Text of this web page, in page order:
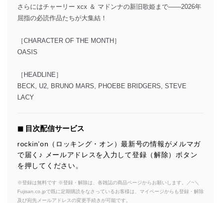
さらにはチャーリー xcx ＆ マドンナの新旧歌姫まで――2026年
屈指の必読作品たちが大集結！
［CHARACTER OF THE MONTH］
OASIS
［HEADLINE］
BECK, U2, BRUNO MARS, PHOEBE BRIDGERS, STEVE
LACY
◼︎ 目次配信サービス
rockin’on（ロッキング・オン）最新号の情報がメルマガ
で届く♪ メールアドレスを入力して登録（解除）ボタン
を押してください。
※登録は無料です ※登録・解除は、各雑誌の商品ページからお願いします。／~＼
Fujisan.co.jpで既に定期購読をなさっているお客様は、マイページからも登録・解除
及び宛先メールアドレスの変更手続きが可能です。